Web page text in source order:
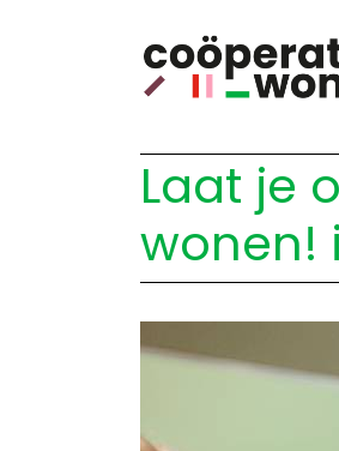
Laat je
wonen!